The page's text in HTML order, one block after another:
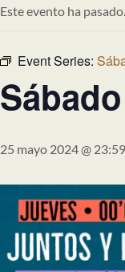
Este evento ha pasado.
Event Series:
25 mayo 2024 @ 23:59